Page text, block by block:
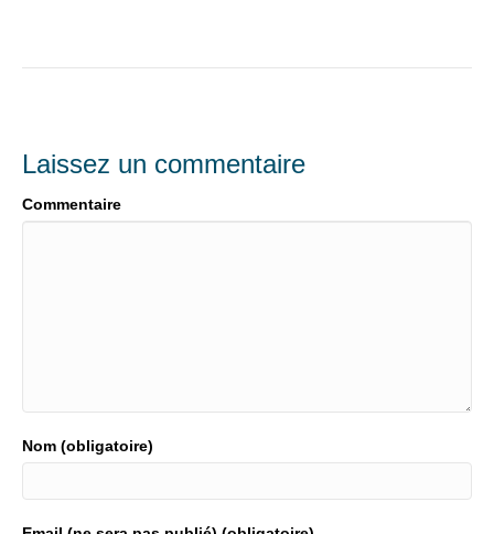
Laissez un commentaire
Commentaire
Nom (obligatoire)